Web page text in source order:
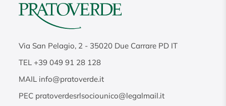
Via San Pelagio, 2 - 35020 Due Carrare PD IT
TEL+39 049 91 28 128
MAIL info@pratoverde.it
PEC pratoverdesrlsociounico@legalmail.it